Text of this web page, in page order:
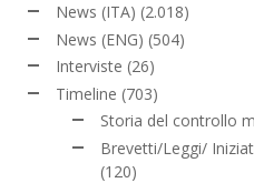
News (ITA) (2.018)
News (ENG) (504)
Interviste (26)
Timeline (703)
Storia del controllo
Brevetti/Leggi/
(120)